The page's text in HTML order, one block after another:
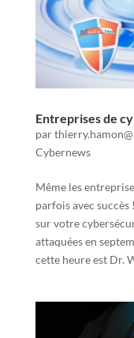
Entreprises de
par
Cybernews
Même les
parfois avec
sur votre
attaquées en
cette heure est Dr.